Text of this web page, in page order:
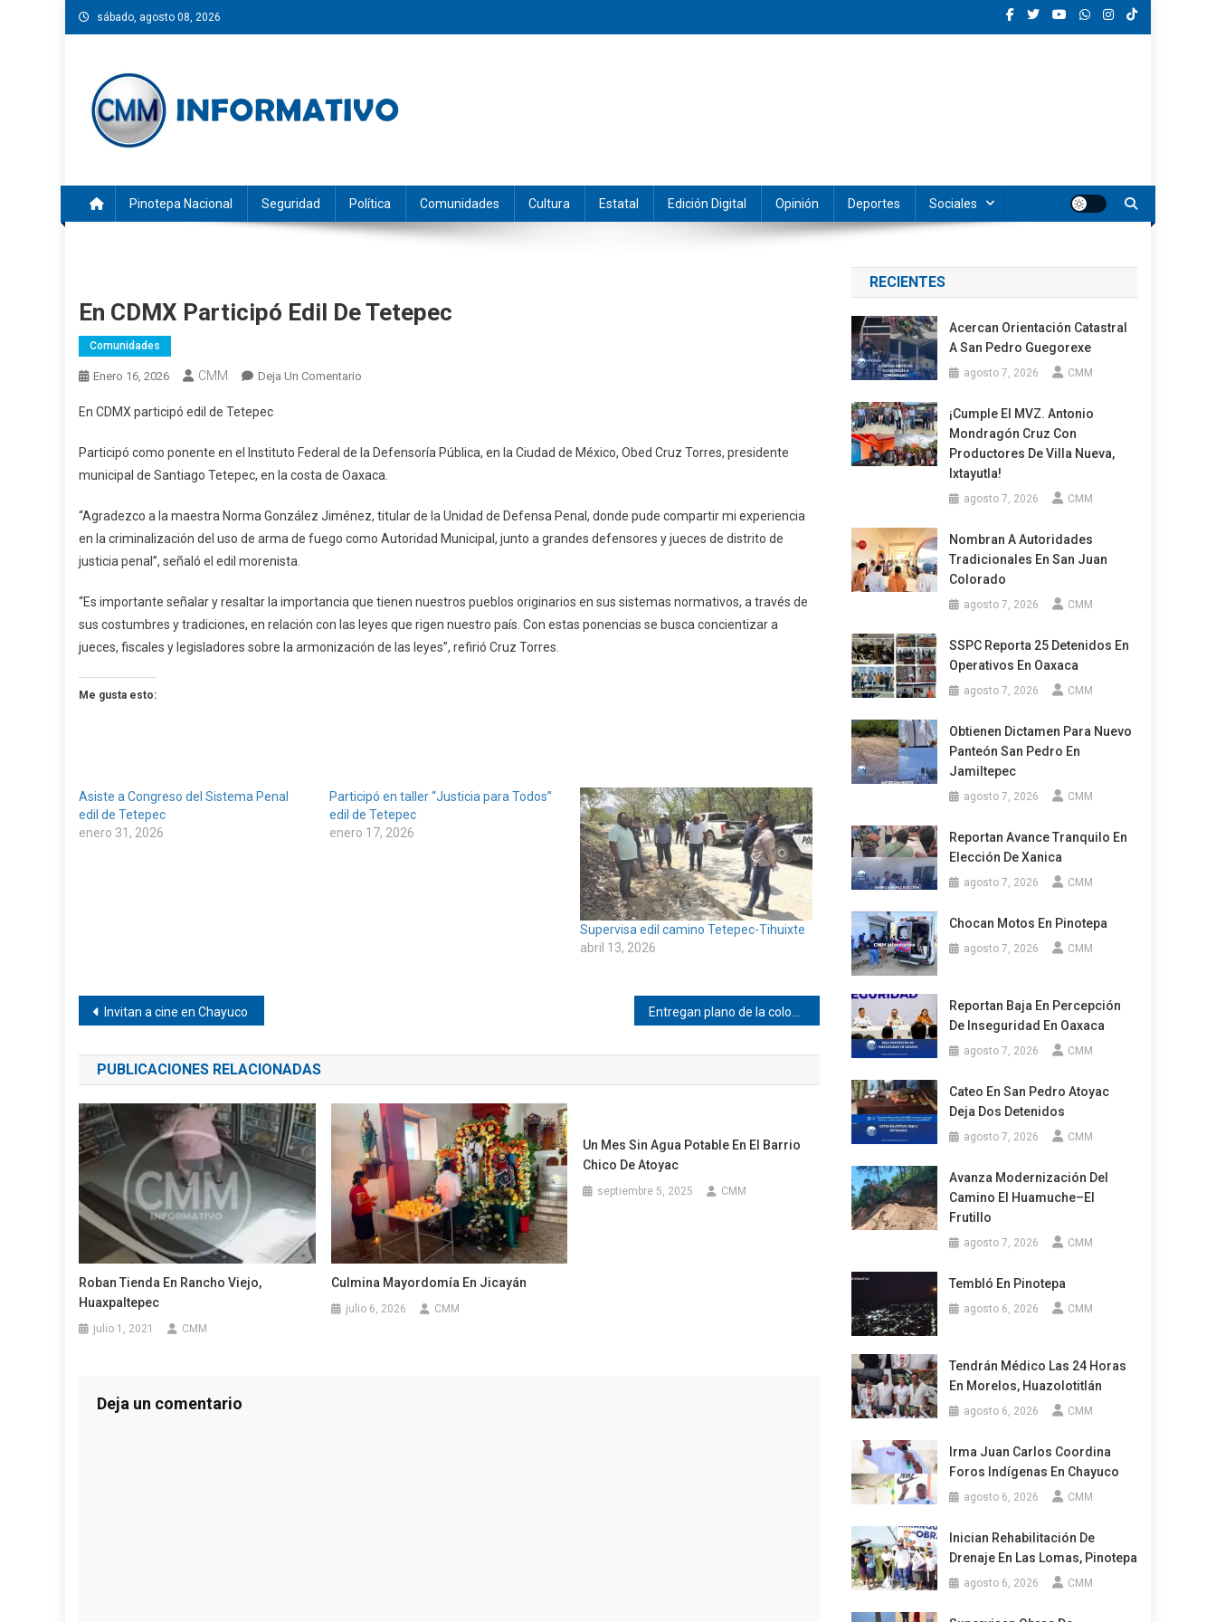
Saltar
al
sábado, agosto 08, 2026
Pinotepa Nacional Seguridad Política Comunidades Cultura Estatal Edición Digital Opinión Deportes Sociales
En CDMX Participó Edil De Tetepec
Comunidades
Enero 16, 2026 CMM Deja Un Comentario
Edil
De
En CDMX participó edil de Tetepec
Participó como ponente en el Instituto Federal de la Defensoría Pública, en la Ciudad de México, Obed Cruz Torres, presidente
municipal de Santiago Tetepec, en la costa de Oaxaca.
“Agradezco a la maestra Norma González Jiménez, titular de la Unidad de Defensa Penal, donde pude compartir mi experiencia
en la criminalización del uso de arma de fuego como Autoridad Municipal, junto a grandes defensores y jueces de distrito de
justicia penal”, señaló el edil morenista.
“Es importante señalar y resaltar la importancia que tienen nuestros pueblos originarios en sus sistemas normativos, a través de
sus costumbres y tradiciones, en relación con las leyes que rigen nuestro país. Con estas ponencias se busca concientizar a
jueces, fiscales y legisladores sobre la armonización de las leyes”, refirió Cruz Torres.
Me gusta esto:
Asiste a Congreso del Sistema Penal
edil de Tetepec
enero 31, 2026
Participó en taller “Justicia para Todos”
edil de Tetepec
enero 17, 2026
Supervisa edil camino Tetepec-Tihuixte
abril 13, 2026
Navegación
de
entradas
Invitan a cine en Chayuco
PUBLICACIONES RELACIONADAS
Roban Tienda En Rancho Viejo,
Huaxpaltepec
julio 1, 2021 CMM
Culmina Mayordomía En Jicayán
julio 6, 2026 CMM
Un Mes Sin Agua Potable En El Barrio
Chico De Atoyac
septiembre 5, 2025 CMM
Deja un comentario
RECIENTES
Acercan Orientación Catastral
A San Pedro Guegorexe
agosto 7, 2026 CMM
¡Cumple El MVZ. Antonio
Mondragón Cruz Con
Productores De Villa Nueva,
Ixtayutla!
agosto 7, 2026 CMM
Nombran A Autoridades
Tradicionales En San Juan
Colorado
agosto 7, 2026 CMM
SSPC Reporta 25 Detenidos En
Operativos En Oaxaca
agosto 7, 2026 CMM
Obtienen Dictamen Para Nuevo
Panteón San Pedro En
Jamiltepec
agosto 7, 2026 CMM
Reportan Avance Tranquilo En
Elección De Xanica
agosto 7, 2026 CMM
Chocan Motos En Pinotepa
agosto 7, 2026 CMM
Reportan Baja En Percepción
De Inseguridad En Oaxaca
agosto 7, 2026 CMM
Cateo En San Pedro Atoyac
Deja Dos Detenidos
agosto 7, 2026 CMM
Avanza Modernización Del
Camino El Huamuche–El
Frutillo
agosto 7, 2026 CMM
Tembló En Pinotepa
agosto 6, 2026 CMM
Tendrán Médico Las 24 Horas
En Morelos, Huazolotitlán
agosto 6, 2026 CMM
Irma Juan Carlos Coordina
Foros Indígenas En Chayuco
agosto 6, 2026 CMM
Inician Rehabilitación De
Drenaje En Las Lomas, Pinotepa
agosto 6, 2026 CMM